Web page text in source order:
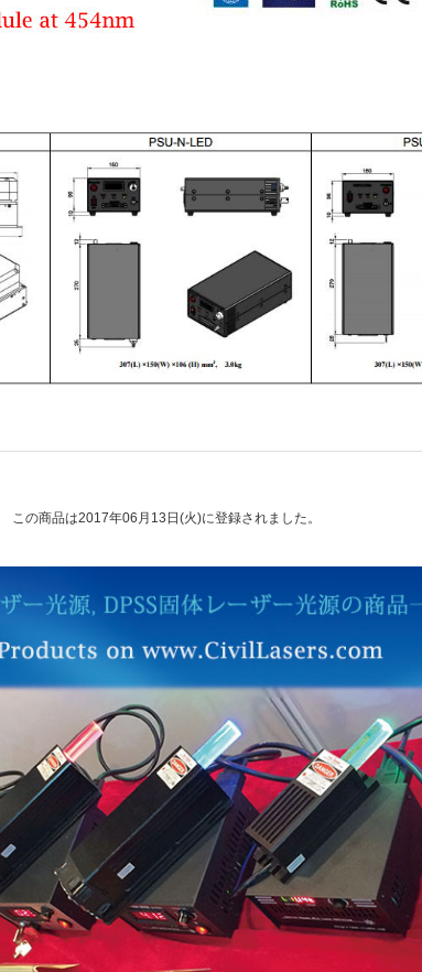
この商品は2017年06月13日(火)に登録されました。